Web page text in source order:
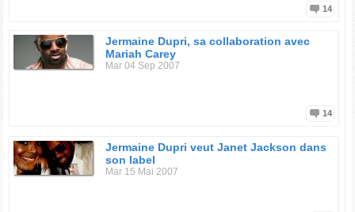
14
Jermaine Dupri, sa collaboration avec
Mariah Carey
Mar 04 Sep 2007
14
Jermaine Dupri veut Janet Jackson dans
son label
Mar 15 Mai 2007